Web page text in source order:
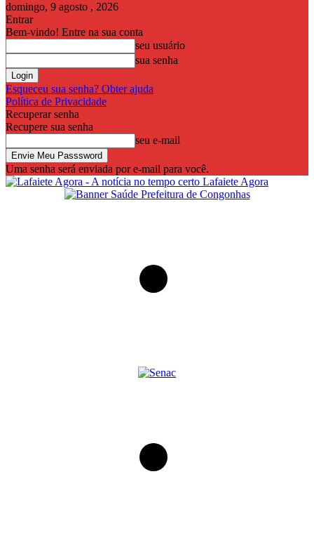
domingo, 9 agosto , 2026
Entrar
Bem-vindo! Entre na sua conta
seu usuário
sua senha
Esqueceu sua senha? Obter ajuda
Política de Privacidade
Recuperar senha
Recupere sua senha
seu e-mail
Uma senha será enviada por e-mail para você.
Lafaiete Agora